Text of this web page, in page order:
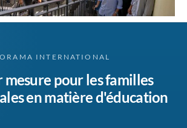
INTERNATIONAL
mesure pour les familles
en matière d'éducation